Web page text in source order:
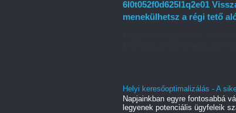
6l0t052f0d625l1q2e01
menekülhetsz a régi tető
Helyi keresőoptimalizálás - A
Napjainkban egyre fontosabbá
legyenek potenciális ügyfeleik